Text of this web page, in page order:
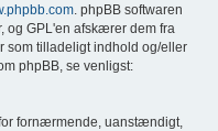
. phpBB softwaren
og GPL'en afskærer dem fra
som tilladeligt indhold og/eller
phpBB, se venligst:
fornærmende, uanstændigt,